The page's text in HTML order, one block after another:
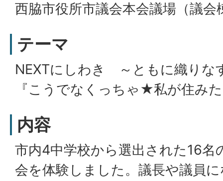
西脇市役所市議会本会議場（議会
テーマ
NEXTにしわき ～ともに織りな
『こうでなくっちゃ★私が住み
内容
市内4中学校から選出された16名
会を体験しました。議長や議員